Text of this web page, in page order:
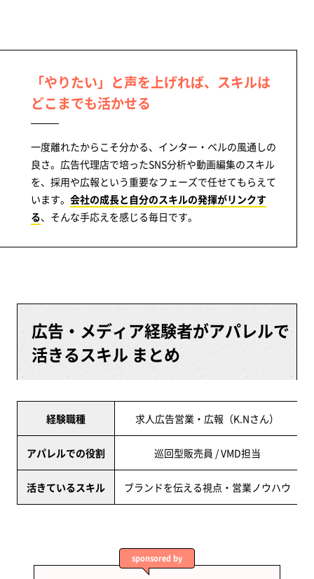
「やりたい」と声を上げれば、スキルは
どこまでも活かせる
一度離れたからこそ分かる、インター・ベルの風通しの
良さ。広告代理店で培ったSNS分析や動画編集のスキル
を、採用や広報という重要なフェーズで任せてもらえて
います。 会社の成長と自分のスキルの発揮がリンクす
る、そんな手応えを感じる毎日です。
広告・メディア経験者がアパレルで
活きるスキル まとめ
経験職種 求人広告営業・広報（K.Nさん）
アパレルでの役割 巡回型販売員 / VMD担当
活きているスキル ブランドを伝える視点・営業ノウハウ
sponsored by